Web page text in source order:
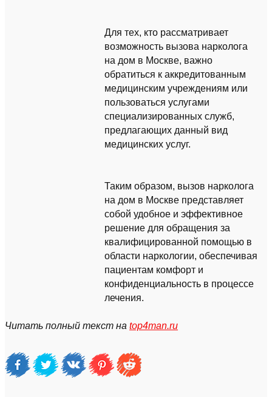
Для тех, кто рассматривает
возможность вызова нарколога
на дом в Москве, важно
обратиться к аккредитованным
медицинским учреждениям или
пользоваться услугами
специализированных служб,
предлагающих данный вид
медицинских услуг.
Таким образом, вызов нарколога
на дом в Москве представляет
собой удобное и эффективное
решение для обращения за
квалифицированной помощью в
области наркологии, обеспечивая
пациентам комфорт и
конфиденциальность в процессе
лечения.
Читать полный текст на top4man.ru